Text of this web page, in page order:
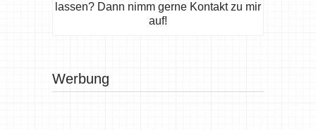
lassen? Dann nimm gerne Kontakt zu mir
auf!
Werbung